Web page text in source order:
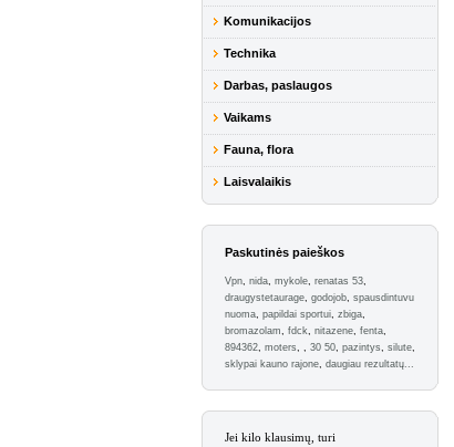
Komunikacijos
Technika
Darbas, paslaugos
Vaikams
Fauna, flora
Laisvalaikis
Paskutinės paieškos
Vpn, nida, mykole, renatas 53,
draugystetaurage, godojob, spausdintuvu
nuoma, papildai sportui, zbiga,
bromazolam, fdck, nitazene, fenta,
894362, moters, , 30 50, pazintys, silute,
sklypai kauno rajone, daugiau rezultatų...
Jei kilo klausimų, turi